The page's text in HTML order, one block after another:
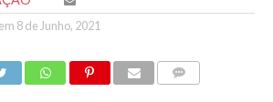
8 de Junho, 2021